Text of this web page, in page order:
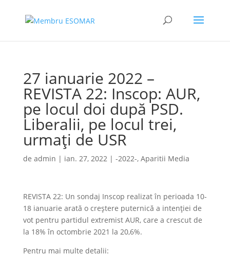
27 ianuarie 2022 –
REVISTA 22: Inscop: AUR,
pe locul doi după PSD.
Liberalii, pe locul trei,
urmați de USR
de admin | ian. 27, 2022| -2022-, Aparitii Media
REVISTA 22: Un sondaj Inscop realizat în perioada 10-
18 ianuarie arată o creștere puternică a intenției de
vot pentru partidul extremist AUR, care a crescut de
la 18% în octombrie 2021 la 20,6%.
Pentru mai multe detalii: